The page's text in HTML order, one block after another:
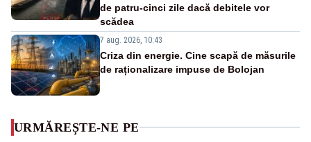
de patru-cinci zile dacă debitele vor
scădea
7 aug. 2026, 10:43
Criza din energie. Cine scapă de măsurile
de raționalizare impuse de Bolojan
URMĂREȘTE-NE PE